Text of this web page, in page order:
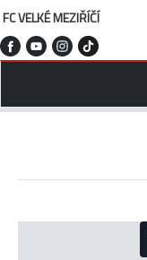
FC VELKÉ MEZIŘÍČÍ